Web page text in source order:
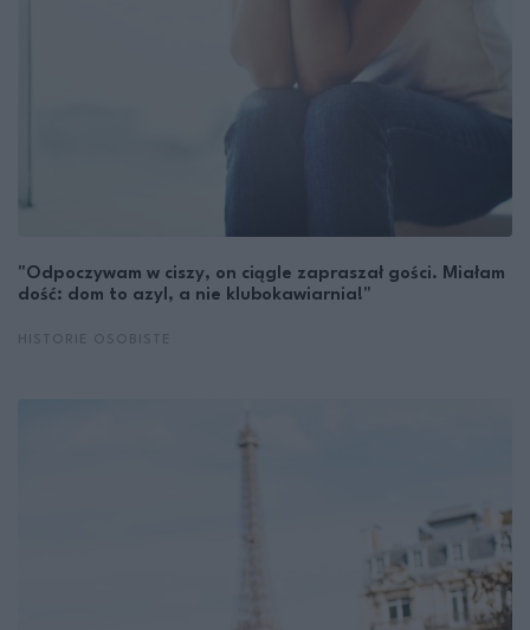
"Odpoczywam w ciszy, on ciągle zapraszał gości. Miałam
dość: dom to azyl, a nie klubokawiarnia!"